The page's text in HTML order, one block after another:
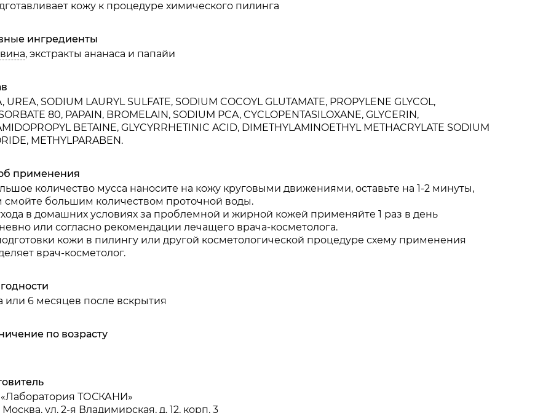
кожу к процедуре химического пилинга
ингредиенты
, экстракты ананаса и папайи
UREA, SODIUM LAURYL SULFATE, SODIUM COCOYL GLUTAMATE, PROPYLENE GLYCOL,
80, PAPAIN, BROMELAIN, SODIUM PCA, CYCLOPENTASILOXANE, GLYCERIN,
BETAINE, GLYCYRRHETINIC ACID, DIMETHYLAMINOETHYL METHACRYLATE SODIUM
METHYLPARABEN.
применения
количество мусса наносите на кожу круговыми движениями, оставьте на 1-2 минуты,
смойте большим количеством проточной воды.
в домашних условиях за проблемной и жирной кожей применяйте 1 раз в день
или согласно рекомендации лечащего врача-косметолога.
кожи в пилингу или другой косметологической процедуре схему применения
врач-косметолог.
или 6 месяцев после вскрытия
по возрасту
ТОСКАНИ»
Москва, ул. 2-я Владимирская, д. 12, корп. 3